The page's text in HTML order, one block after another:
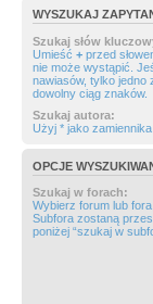
WYSZUKAJ
Szukaj słów
Umieść + przed
nie może wystąpić.
nawiasów, tylko jedno
dowolny ciąg znaków.
Szukaj autora:
Użyj * jako
OPCJE
Szukaj w forach:
Wybierz forum lub
Subfora zostaną
poniżej “szukaj w